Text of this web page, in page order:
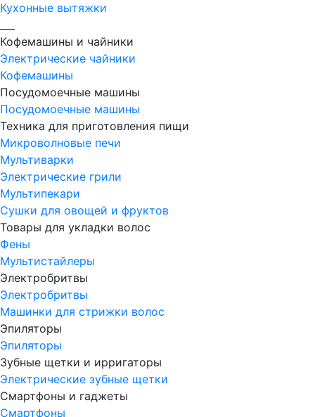
Кухонные вытяжки
Кофемашины и чайники
Электрические чайники
Кофемашины
Посудомоечные машины
Посудомоечные машины
Техника для приготовления пищи
Микроволновые печи
Мультиварки
Электрические грили
Мультипекари
Сушки для овощей и фруктов
Товары для укладки волос
Фены
Мультистайлеры
Электробритвы
Электробритвы
Машинки для стрижки волос
Эпиляторы
Эпиляторы
Зубные щетки и ирригаторы
Электрические зубные щетки
Смартфоны и гаджеты
Смартфоны